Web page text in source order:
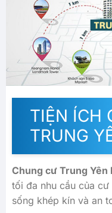
TIỆN ÍCH
TRUNG
Chung cư Trung Yên
tối đa nhu cầu của
sống khép kín và an